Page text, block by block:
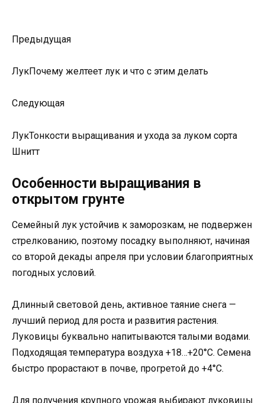
Предыдущая
ЛукПочему желтеет лук и что с этим делать
Следующая
ЛукТонкости выращивания и ухода за луком сорта
Шнитт
Особенности выращивания в
открытом грунте
Семейный лук устойчив к заморозкам, не подвержен
стрелкованию, поэтому посадку выполняют, начиная
со второй декады апреля при условии благоприятных
погодных условий.
Длинный световой день, активное таяние снега —
лучший период для роста и развития растения.
Луковицы буквально напитываются талыми водами.
Подходящая температура воздуха +18…+20°С. Семена
быстро прорастают в почве, прогретой до +4°С.
Для получения крупного урожая выбирают луковицы